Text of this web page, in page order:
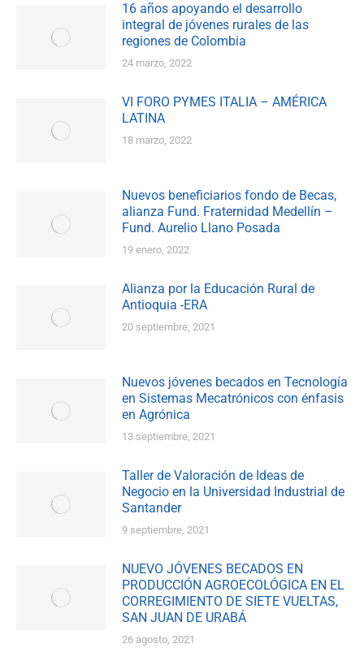
16 años apoyando el desarrollo
integral de jóvenes rurales de las
regiones de Colombia
24 marzo, 2022
VI FORO PYMES ITALIA – AMÉRICA
LATINA
18 marzo, 2022
Nuevos beneficiarios fondo de Becas,
alianza Fund. Fraternidad Medellín –
Fund. Aurelio Llano Posada
19 enero, 2022
Alianza por la Educación Rural de
Antioquia -ERA
20 septiembre, 2021
Nuevos jóvenes becados en Tecnología
en Sistemas Mecatrónicos con énfasis
en Agrónica
13 septiembre, 2021
Taller de Valoración de Ideas de
Negocio en la Universidad Industrial de
Santander
9 septiembre, 2021
NUEVO JÓVENES BECADOS EN
PRODUCCIÓN AGROECOLÓGICA EN EL
CORREGIMIENTO DE SIETE VUELTAS,
SAN JUAN DE URABÁ
26 agosto, 2021